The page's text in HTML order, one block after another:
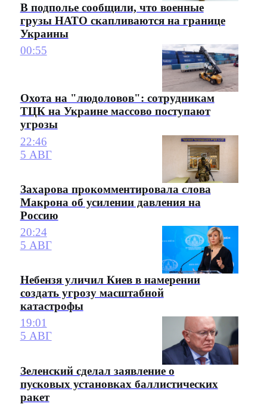
В подполье сообщили, что военные
грузы НАТО скапливаются на границе
Украины
00:55
Охота на "людоловов": сотрудникам
ТЦК на Украине массово поступают
угрозы
22:46
5 АВГ
Захарова прокомментировала слова
Макрона об усилении давления на
Россию
20:24
5 АВГ
Небензя уличил Киев в намерении
создать угрозу масштабной
катастрофы
19:01
5 АВГ
Зеленский сделал заявление о
пусковых установках баллистических
ракет